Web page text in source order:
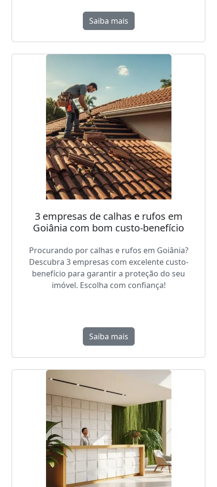
Saiba mais
3 empresas de calhas e rufos em
Goiânia com bom custo-benefício
Procurando por calhas e rufos em Goiânia?
Descubra 3 empresas com excelente custo-
benefício para garantir a proteção do seu
imóvel. Escolha com confiança!
Saiba mais